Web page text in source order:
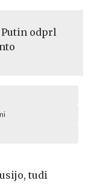
Putin odprl
tudi